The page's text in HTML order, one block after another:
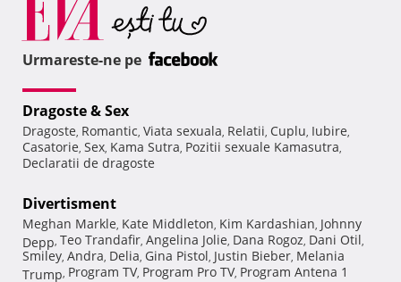
Urmareste-ne pe
Dragoste & Sex
Dragoste, Romantic, Viata sexuala, Relatii, Cuplu, Iubire,
Casatorie, Sex, Kama Sutra, Pozitii sexuale Kamasutra,
Declaratii de dragoste
Divertisment
Meghan Markle, Kate Middleton, Kim Kardashian, Johnny
Depp, Teo Trandafir, Angelina Jolie, Dana Rogoz, Dani Otil,
Smiley, Andra, Delia, Gina Pistol, Justin Bieber, Melania
Trump, Program TV, Program Pro TV, Program Antena 1